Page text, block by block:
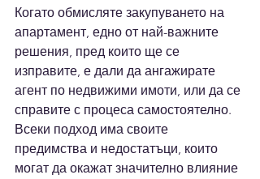
Когато обмисляте закупуването на
апартамент, едно от най-важните
решения, пред които ще се
изправите, е дали да ангажирате
агент по недвижими имоти, или да се
справите с процеса самостоятелно.
Всеки подход има своите
предимства и недостатъци, които
могат да окажат значително влияние